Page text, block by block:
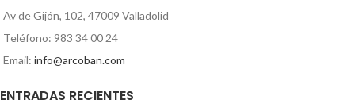
Av de Gijón, 102, 47009 Valladolid
Teléfono: 983 34 00 24
Email: info@arcoban.com
ENTRADAS RECIENTES